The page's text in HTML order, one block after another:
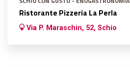
Ristorante Pizzeria La Perla
Via P. Maraschin, 52, Schio